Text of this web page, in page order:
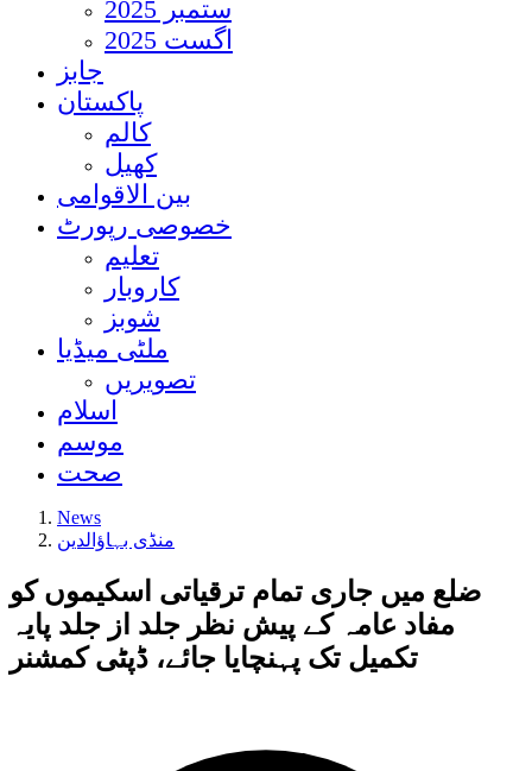
ستمبر 2025
اگست 2025
جابز
پاکستان
کالم
کھیل
بین الاقوامی
خصوصی رپورٹ
تعلیم
کاروبار
شوبز
ملٹی میڈیا
تصویریں
اسلام
موسم
صحت
News
منڈی بہاؤالدین
ضلع میں جاری تمام ترقیاتی اسکیموں کو
مفاد عامہ کے پیش نظر جلد از جلد پایہ
تکمیل تک پہنچایا جائے، ڈپٹی کمشنر